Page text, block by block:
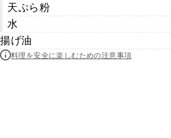
天ぷら粉
水
揚げ油
料理を安全に楽しむための注意事項